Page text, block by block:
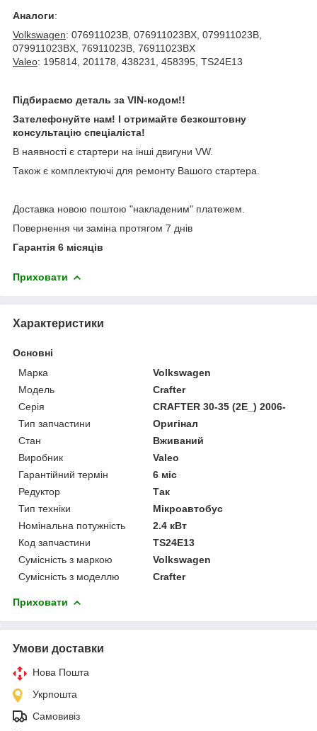
Аналоги:
Volkswagen: 076911023B, 076911023BX, 079911023B,
079911023BX, 76911023B, 76911023BX
Valeo: 195814, 201178, 438231, 458395, TS24E13
Підбираємо деталь за VIN-кодом!!
Зателефонуйте нам! І отримайте безкоштовну
консультацію спеціаліста!
В наявності є стартери на інші двигуни VW.
Також є комплектуючі для ремонту Вашого стартера.
Доставка новою поштою "накладеним" платежем.
Повернення чи заміна протягом 7 днів
Гарантія 6 місяців
Приховати
Характеристики
Основні
Марка
Volkswagen
Модель
Crafter
Серія
CRAFTER 30-35 (2E_) 2006-
Тип запчастини
Оригінал
Стан
Вживаний
Виробник
Valeo
Гарантійний термін
6 міс
Редуктор
Так
Тип техніки
Мікроавтобус
Номінальна потужність
2.4 кВт
Код запчастини
TS24E13
Сумісність з маркою
Volkswagen
Сумісність з моделлю
Crafter
Приховати
Умови доставки
Нова Пошта
Укрпошта
Самовивіз